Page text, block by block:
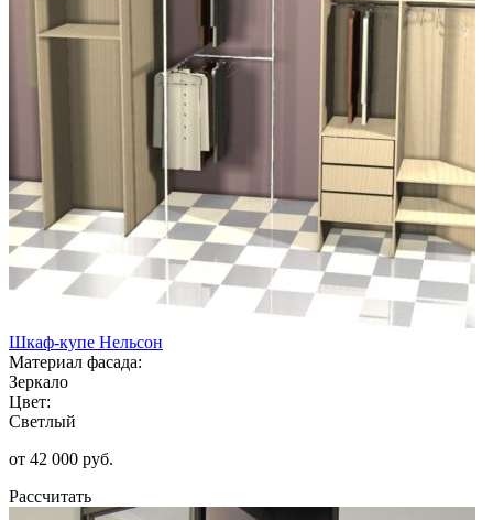
Шкаф-купе Нельсон
Материал фасада:
Зеркало
Цвет:
Светлый
от 42 000 руб.
Рассчитать